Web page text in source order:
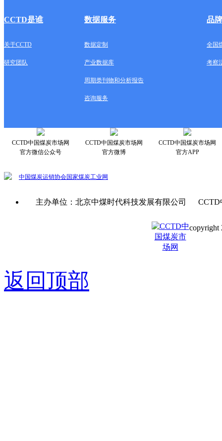
CCTD是谁 数据服务 品
关于CCTD 数据定制 全国
研究团队 产业数据库 考察
周期类刊物和分析报告
咨询服务
CCTD中国煤炭市场网
官方微信公众号
CCTD中国煤炭市场网
官方微博
CCTD中国煤炭市场网
官方APP
中国煤炭运销协会国家煤炭工业网
主办单位：北京中煤时代科技发展有限公司
copyright
返回顶部